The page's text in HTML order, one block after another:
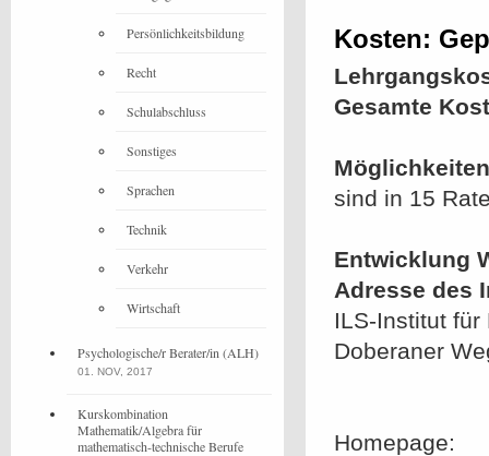
Kosten:
Gesamte
sind in 15
Entwicklung
Adresse des
ILS-Institut
Doberaner
Homepage:
Persönlichkeitsbildung
Recht
Schulabschluss
Sonstiges
Sprachen
Technik
Verkehr
Wirtschaft
Psychologische/r Berater/in (ALH)
01. NOV, 2017
Kurskombination
Mathematik/Algebra für
mathematisch-technische Berufe